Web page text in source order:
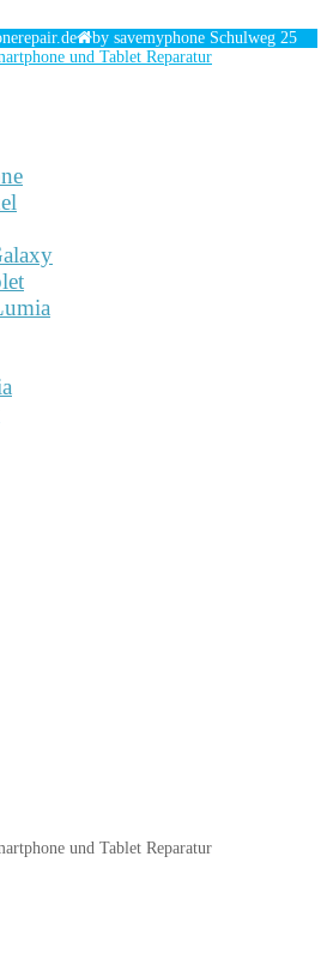
by savemyphone Schulweg 25